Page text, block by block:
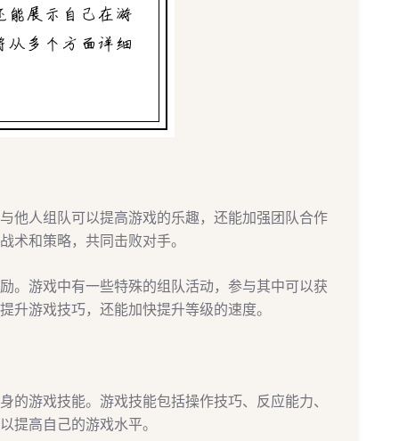
他人组队可以提高游戏的乐趣，还能加强团队合作
术和策略，共同击败对手。
。游戏中有一些特殊的组队活动，参与其中可以获
升游戏技巧，还能加快提升等级的速度。
的游戏技能。游戏技能包括操作技巧、反应能力、
提高自己的游戏水平。